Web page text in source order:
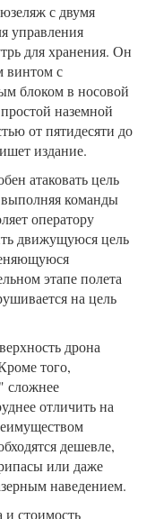
с двумя
управления
для хранения. Он
винтом с
блоком в носовой
наземной
от пятидесяти до
издание.
атаковать цель
команды
оператору
движущуюся цель
этапе полета
на цель
дрона
того,
сложнее
отличить на
дешевле,
или даже
наведением.
и стоимость